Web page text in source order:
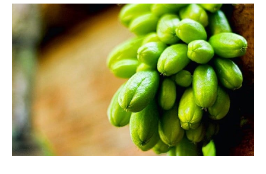
High Rise
Landed
Video
Beli Di Mana
Ilham Impiana 360
Ilham Impiana Inspirasi Selebriti
Casa Impiana